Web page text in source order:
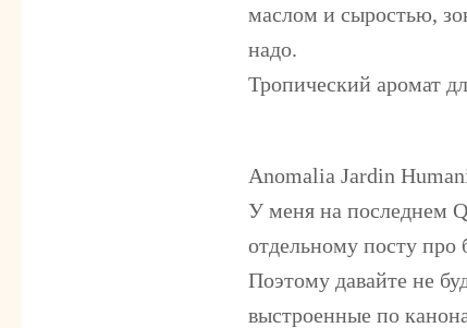
маслом и сыростью,
надо.
Тропический аромат
Anomalia Jardin
У меня на последнем
отдельному посту про
Поэтому давайте не
выстроенные по